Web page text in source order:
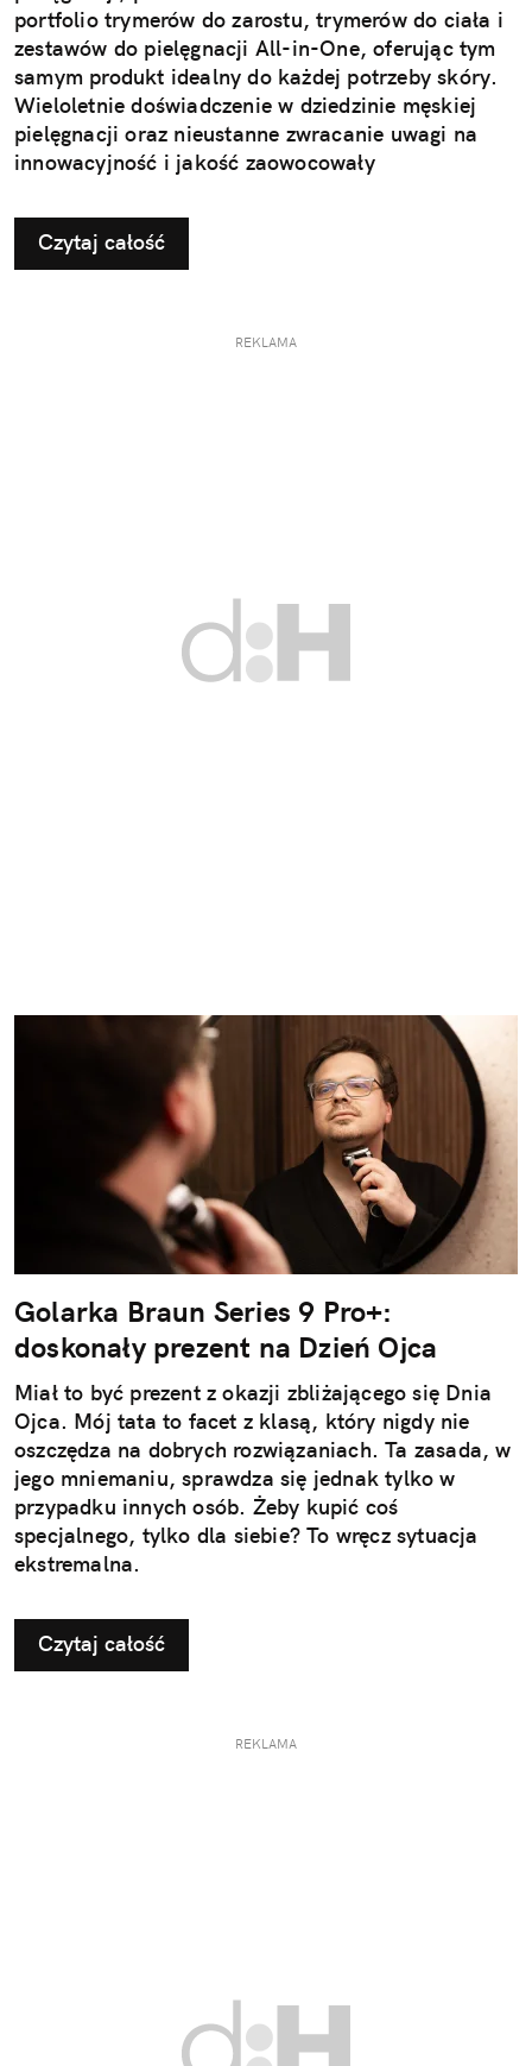
portfolio trymerów do zarostu, trymerów do ciała i
zestawów do pielęgnacji All-in-One, oferując tym
samym produkt idealny do każdej potrzeby skóry.
Wieloletnie doświadczenie w dziedzinie męskiej
pielęgnacji oraz nieustanne zwracanie uwagi na
innowacyjność i jakość zaowocowały
zarostu Braun BT9, trymera do ciała Braun BG7
oraz zestawu do stylizacji All-in-One Braun AIO7.
Teraz możesz śmiało i bez wysiłku uzyskać
precyzyjne krawędzie zarostu i delikatną skórę
Czytaj całość
REKLAMA
Golarka Braun Series 9 Pro+:
doskonały prezent na Dzień Ojca
Miał to być prezent z okazji zbliżającego się Dnia
Ojca. Mój tata to facet z klasą, który nigdy nie
oszczędza na dobrych rozwiązaniach. Ta zasada, w
jego mniemaniu, sprawdza się jednak tylko w
przypadku innych osób. Żeby kupić coś
specjalnego, tylko dla siebie? To wręcz sytuacja
ekstremalna.
Czytaj całość
REKLAMA